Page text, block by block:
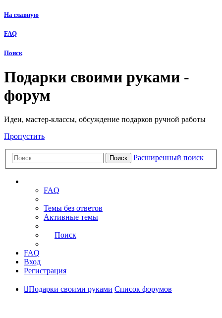
На главную
FAQ
Поиск
Подарки своими руками -
форум
Идеи, мастер-классы, обсуждение подарков ручной работы
Пропустить
Поиск Расширенный поиск
FAQ
Темы без ответов
Активные темы
Поиск
FAQ
Вход
Регистрация
Подарки своими руками Список форумов